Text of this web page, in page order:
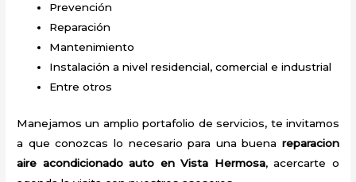
Prevención
Reparación
Mantenimiento
Instalación a nivel residencial, comercial e industrial
Entre otros
Manejamos un amplio portafolio de servicios, te invitamos
a que conozcas lo necesario para una buena reparacion
aire acondicionado auto en Vista Hermosa, acercarte o